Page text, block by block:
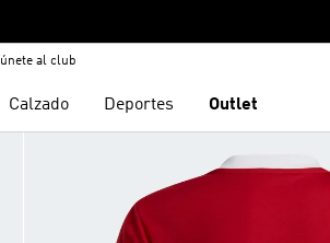
únete al club
Calzado Deportes Outlet